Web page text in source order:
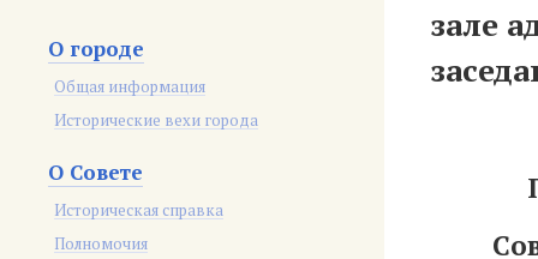
О городе
Общая информация
Исторические вехи города
О Совете
Историческая справка
Полномочия
зале